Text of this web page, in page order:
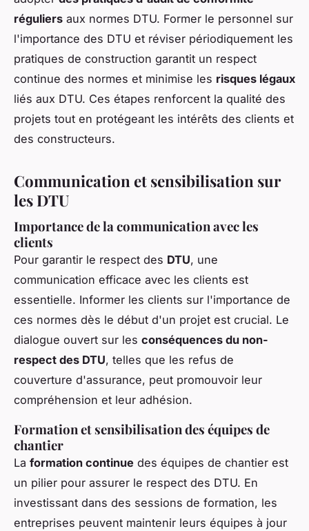
réguliers aux normes DTU. Former le personnel sur
l'importance des DTU et réviser périodiquement les
pratiques de construction garantit un respect
continue des normes et minimise les risques légaux
liés aux DTU. Ces étapes renforcent la qualité des
projets tout en protégeant les intérêts des clients et
des constructeurs.
Communication et sensibilisation sur
les DTU
Importance de la communication avec les
clients
Pour garantir le respect des DTU, une
communication efficace avec les clients est
essentielle. Informer les clients sur l'importance de
ces normes dès le début d'un projet est crucial. Le
dialogue ouvert sur les conséquences du non-
respect des DTU, telles que les refus de
couverture d'assurance, peut promouvoir leur
compréhension et leur adhésion.
Formation et sensibilisation des équipes de
chantier
La formation continue des équipes de chantier est
un pilier pour assurer le respect des DTU. En
investissant dans des sessions de formation, les
entreprises peuvent maintenir leurs équipes à jour